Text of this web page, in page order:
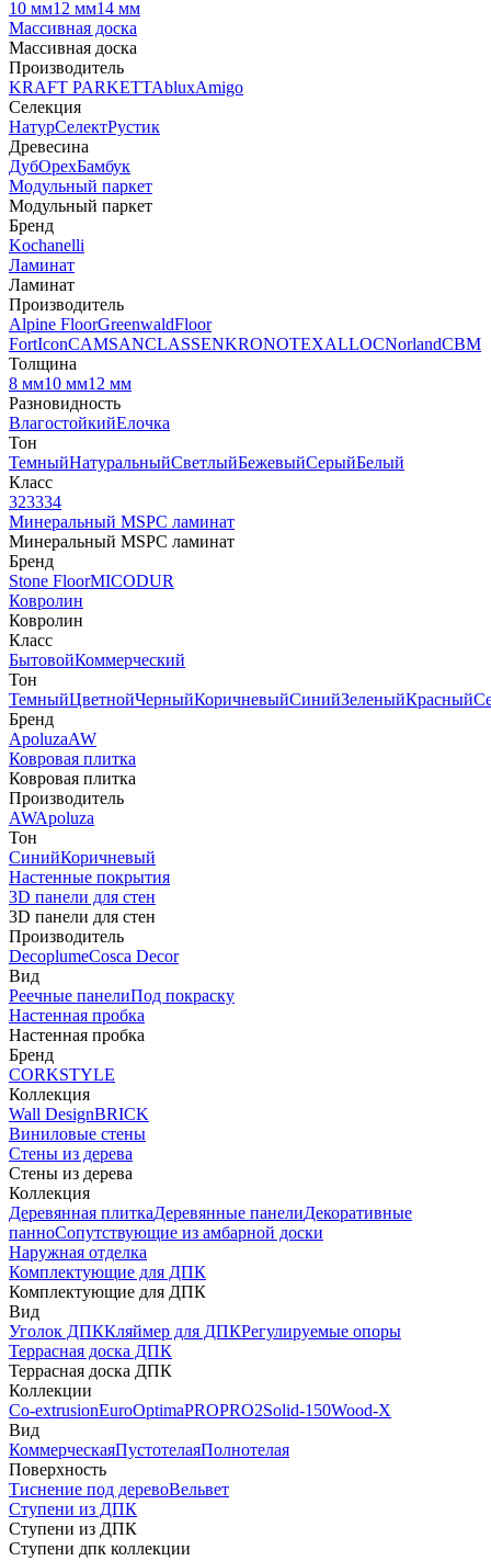
10 мм12 мм14 мм
Массивная доска
Массивная доска
Производитель
KRAFT PARKETTAbluxAmigo
Селекция
НатурСелектРустик
Древесина
ДубОрехБамбук
Модульный паркет
Модульный паркет
Бренд
Kochanelli
Ламинат
Ламинат
Производитель
Alpine FloorGreenwaldFloor
FortIconCAMSANCLASSENKRONOTEXALLOCNorlandCBM
Толщина
8 мм10 мм12 мм
Разновидность
ВлагостойкийЕлочка
Тон
ТемныйНатуральныйСветлыйБежевыйСерыйБелый
Класс
323334
Минеральный MSPC ламинат
Минеральный MSPC ламинат
Бренд
Stone FloorMICODUR
Ковролин
Ковролин
Класс
БытовойКоммерческий
Тон
ТемныйЦветнойЧерныйКоричневыйСинийЗеленыйКрасный
Бренд
ApoluzaAW
Ковровая плитка
Ковровая плитка
Производитель
AWApoluza
Тон
СинийКоричневый
Настенные покрытия
3D панели для стен
3D панели для стен
Производитель
DecoplumeCosca Decor
Вид
Реечные панелиПод покраску
Настенная пробка
Настенная пробка
Бренд
CORKSTYLE
Коллекция
Wall DesignBRICK
Виниловые стены
Стены из дерева
Стены из дерева
Коллекция
Деревянная плиткаДеревянные панелиДекоративные
панноСопутствующие из амбарной доски
Наружная отделка
Комплектующие для ДПК
Комплектующие для ДПК
Вид
Уголок ДПККляймер для ДПКРегулируемые опоры
Террасная доска ДПК
Террасная доска ДПК
Коллекции
Co-extrusionEuroOptimaPROPRO2Solid-150Wood-X
Вид
КоммерческаяПустотелаяПолнотелая
Поверхность
Тиснение под деревоВельвет
Ступени из ДПК
Ступени из ДПК
Ступени дпк коллекции